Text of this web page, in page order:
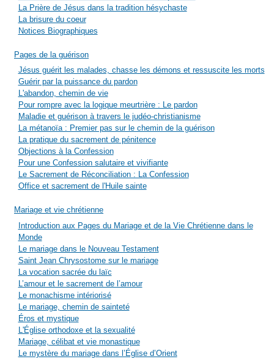
La Prière de Jésus dans la tradition hésychaste
La brisure du coeur
Notices Biographiques
Pages de la guérison
Jésus guérit les malades, chasse les démons et ressuscite les morts
Guérir par la puissance du pardon
L'abandon, chemin de vie
Pour rompre avec la logique meurtrière : Le pardon
Maladie et guérison à travers le judéo-christianisme
La métanoïa : Premier pas sur le chemin de la guérison
La pratique du sacrement de pénitence
Objections à la Confession
Pour une Confession salutaire et vivifiante
Le Sacrement de Réconciliation : La Confession
Office et sacrement de l'Huile sainte
Mariage et vie chrétienne
Introduction aux Pages du Mariage et de la Vie Chrétienne dans le
Monde
Le mariage dans le Nouveau Testament
Saint Jean Chrysostome sur le mariage
La vocation sacrée du laïc
L’amour et le sacrement de l’amour
Le monachisme intériorisé
Le mariage, chemin de sainteté
Éros et mystique
L'Église orthodoxe et la sexualité
Mariage, célibat et vie monastique
Le mystère du mariage dans l’Église d’Orient